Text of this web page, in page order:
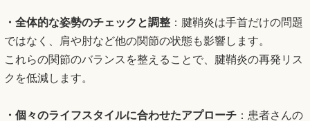
・全体的な姿勢のチェックと調整 ：腱鞘炎は手首だけの問題
ではなく、肩や肘など他の関節の状態も影響します。
これらの関節のバランスを整えることで、腱鞘炎の再発リス
クを低減します。
・個々のライフスタイルに合わせたアプローチ ：患者さんの